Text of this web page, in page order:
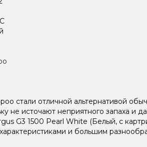
стали отличной альтернативой
не источают неприятного запаха и
G3 1500 Pearl White (Белый, с
и большим